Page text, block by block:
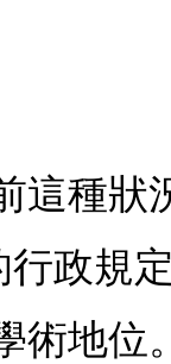
種狀
行政規
術地位